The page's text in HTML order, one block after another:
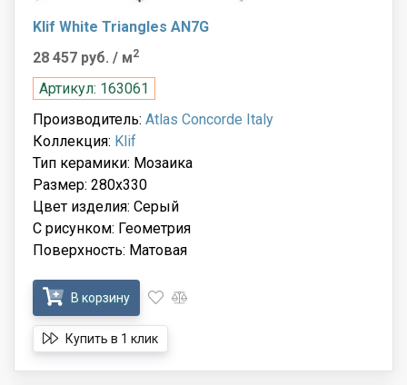
Klif White Triangles AN7G
28 457 руб. / м2
Артикул: 163061
Производитель: Atlas Concorde Italy
Коллекция: Klif
Тип керамики: Мозаика
Размер: 280x330
Цвет изделия: Серый
С рисунком: Геометрия
Поверхность: Матовая
В корзину
Купить в 1 клик